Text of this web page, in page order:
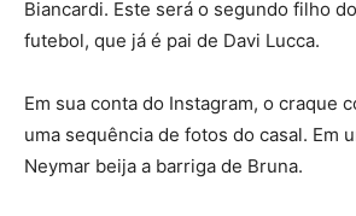
Biancardi. Este será o segundo filho
futebol, que já é pai de Davi Lucca.
Em sua conta do Instagram, o craque
uma sequência de fotos do casal. Em
Neymar beija a barriga de Bruna.